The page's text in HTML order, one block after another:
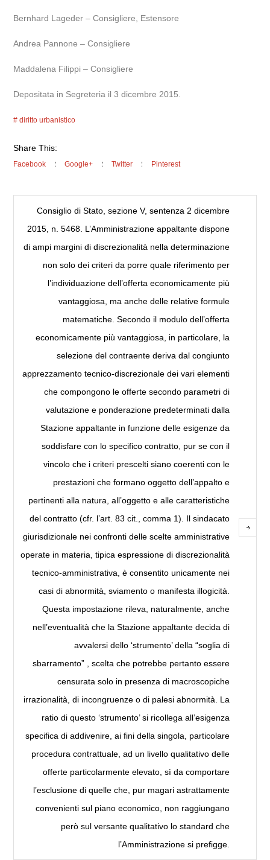
Bernhard Lageder – Consigliere, Estensore
Andrea Pannone – Consigliere
Maddalena Filippi – Consigliere
Depositata in Segreteria il 3 dicembre 2015.
diritto urbanistico
Share This:
Facebook Google+ Twitter Pinterest
Consiglio di Stato, sezione V, sentenza 2 dicembre
2015, n. 5468. L’Amministrazione appaltante dispone
di ampi margini di discrezionalità nella determinazione
non solo dei criteri da porre quale riferimento per
l’individuazione dell’offerta economicamente più
vantaggiosa, ma anche delle relative formule
matematiche. Secondo il modulo dell’offerta
economicamente più vantaggiosa, in particolare, la
selezione del contraente deriva dal congiunto
apprezzamento tecnico-discrezionale dei vari elementi
che compongono le offerte secondo parametri di
valutazione e ponderazione predeterminati dalla
Stazione appaltante in funzione delle esigenze da
soddisfare con lo specifico contratto, pur se con il
vincolo che i criteri prescelti siano coerenti con le
prestazioni che formano oggetto dell’appalto e
pertinenti alla natura, all’oggetto e alle caratteristiche
del contratto (cfr. l’art. 83 cit., comma 1). Il sindacato
giurisdizionale nei confronti delle scelte amministrative
operate in materia, tipica espressione di discrezionalità
tecnico-amministrativa, è consentito unicamente nei
casi di abnormità, sviamento o manifesta illogicità.
Questa impostazione rileva, naturalmente, anche
nell’eventualità che la Stazione appaltante decida di
avvalersi dello ‘strumento’ della “soglia di
sbarramento” , scelta che potrebbe pertanto essere
censurata solo in presenza di macroscopiche
irrazionalità, di incongruenze o di palesi abnormità. La
ratio di questo ‘strumento’ si ricollega all’esigenza
specifica di addivenire, ai fini della singola, particolare
procedura contrattuale, ad un livello qualitativo delle
offerte particolarmente elevato, sì da comportare
l’esclusione di quelle che, pur magari astrattamente
convenienti sul piano economico, non raggiungano
però sul versante qualitativo lo standard che
l’Amministrazione si prefigge.